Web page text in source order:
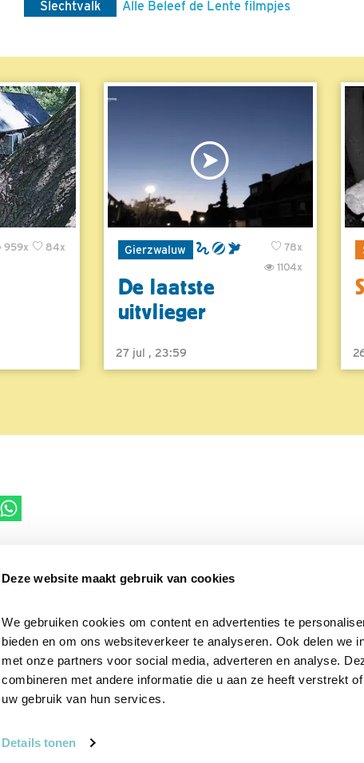
Deze website maakt gebruik van cookies
We gebruiken cookies om content en advertenties te
bieden en om ons websiteverkeer te analyseren. Ook delen we
met onze partners voor social media, adverteren en analyse.
combineren met andere informatie die u aan ze heeft verstrekt
uw gebruik van hun services.
Details tonen
Slechtvalk Alle Beleef de Lente filmpjes
84x
959x Gierzwaluw
78x
1104x
De laatste
uitvlieger
27 jul , 23:59